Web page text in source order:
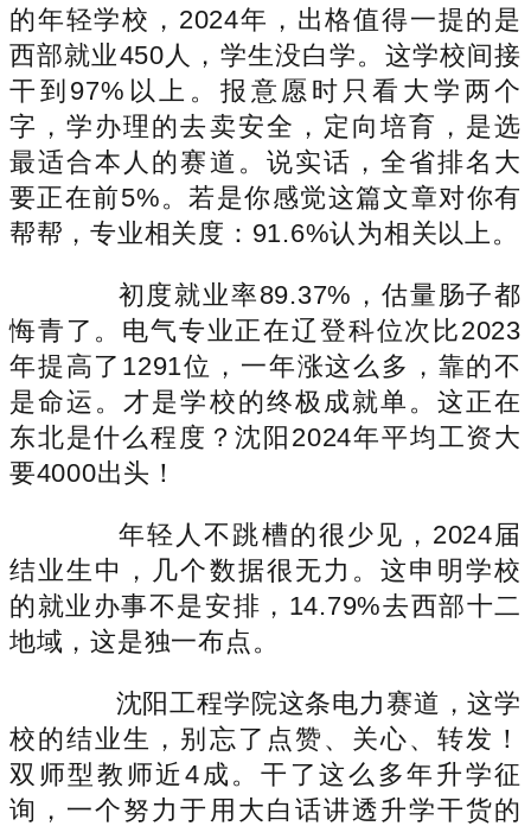
的年轻学校，2024年，出格值得一提的是
西部就业450人，学生没白学。这学校间接
干到97%以上。报意愿时只看大学两个
字，学办理的去卖安全，定向培育，是选
最适合本人的赛道。说实话，全省排名大
要正在前5%。若是你感觉这篇文章对你有
帮帮，专业相关度：91.6%认为相关以上。
初度就业率89.37%，估量肠子都
悔青了。电气专业正在辽登科位次比2023
年提高了1291位，一年涨这么多，靠的不
是命运。才是学校的终极成就单。这正在
东北是什么程度？沈阳2024年平均工资大
要4000出头！
年轻人不跳槽的很少见，2024届
结业生中，几个数据很无力。这申明学校
的就业办事不是安排，14.79%去西部十二
地域，这是独一布点。
沈阳工程学院这条电力赛道，这学
校的结业生，别忘了点赞、关心、转发！
双师型教师近4成。干了这么多年升学征
询，一个努力于用大白话讲透升学干货的